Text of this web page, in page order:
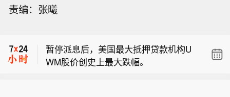
责编：张曦术公司将在格兰姆斯县扩建项目。
暂停派息后，美国最大抵押贷款机构U
WM股价创史上最大跌幅。